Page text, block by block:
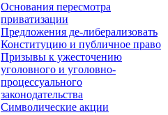
Основания пересмотра
приватизации
Предложения де-либерализовать
Конституцию и публичное право
Призывы к ужесточению
уголовного и уголовно-
процессуального
законодательства
Символические акции